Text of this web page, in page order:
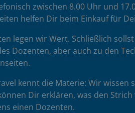
zwischen 8.00 Uhr und
helfen Dir beim Einkauf für
legen wir Wert. Schließlich
Dozenten, aber auch zu den
kennt die Materie: Wir wissen
Dir erklären, was den
einen Dozenten.